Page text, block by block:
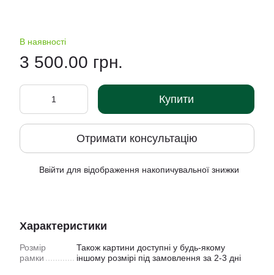
В наявності
3 500.00 грн.
Купити
Отримати консультацію
Ввійти для відображення накопичувальної знижки
Характеристики
Розмір
рамки
Також картини доступнi у будь-якому
іншому розмірі під замовлення за 2-3 дні